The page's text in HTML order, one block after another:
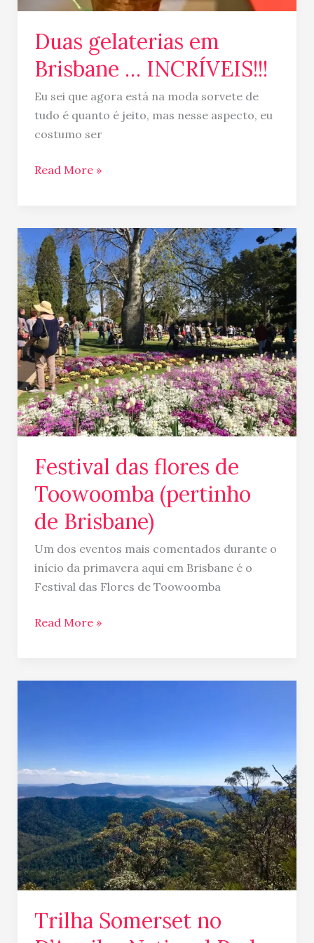
Duas gelaterias em
Brisbane … INCRÍVEIS!!!
Eu sei que agora está na moda sorvete de
tudo é quanto é jeito, mas nesse aspecto, eu
costumo ser
Read More »
Festival das flores de
Toowoomba (pertinho
de Brisbane)
Um dos eventos mais comentados durante o
início da primavera aqui em Brisbane é o
Festival das Flores de Toowoomba
Festival
das
flores
de
Toowoomba
(pertinho
de
Brisbane)
Read More »
Trilha Somerset no
National
Park